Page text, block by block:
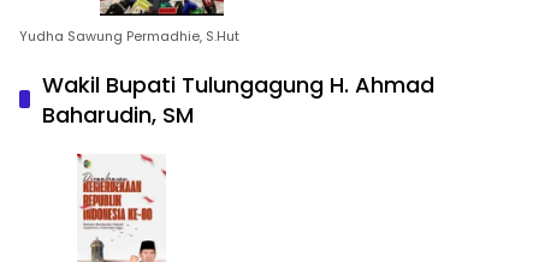
Yudha Sawung Permadhie, S.Hut
Wakil Bupati Tulungagung H. Ahmad
Baharudin, SM